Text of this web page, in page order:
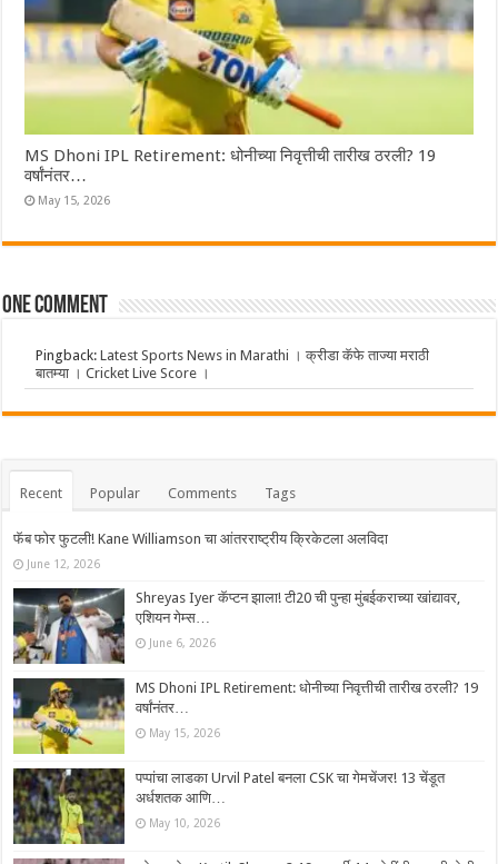
MS Dhoni IPL Retirement: धोनीच्या निवृत्तीची तारीख ठरली? 19
वर्षांनंतर…
May 15, 2026
One comment
Pingback:Latest Sports News in Marathi । क्रीडा कॅफे ताज्या मराठी
बातम्या । Cricket Live Score ।
Recent Popular Comments Tags
फॅब फोर फुटली! Kane Williamson चा आंतरराष्ट्रीय क्रिकेटला अलविदा
June 12, 2026
Shreyas Iyer कॅप्टन झाला! टी20 ची पुन्हा मुंबईकराच्या खांद्यावर,
एशियन गेम्स…
June 6, 2026
MS Dhoni IPL Retirement: धोनीच्या निवृत्तीची तारीख ठरली? 19
वर्षांनंतर…
May 15, 2026
पप्पांचा लाडका Urvil Patel बनला CSK चा गेमचेंजर! 13 चेंडूत
अर्धशतक आणि…
May 10, 2026